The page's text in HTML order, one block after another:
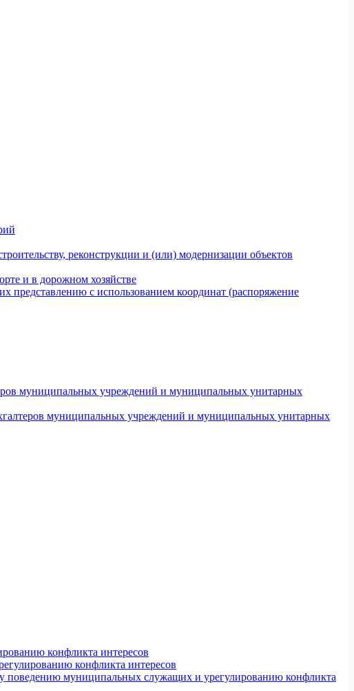
реконструкции и (или) модернизации объектов
и в дорожном хозяйстве
представлению с использованием координат (распоряжение
муниципальных учреждений и муниципальных унитарных
муниципальных учреждений и муниципальных унитарных
конфликта интересов
конфликта интересов
муниципальных служащих и урегулированию конфликта